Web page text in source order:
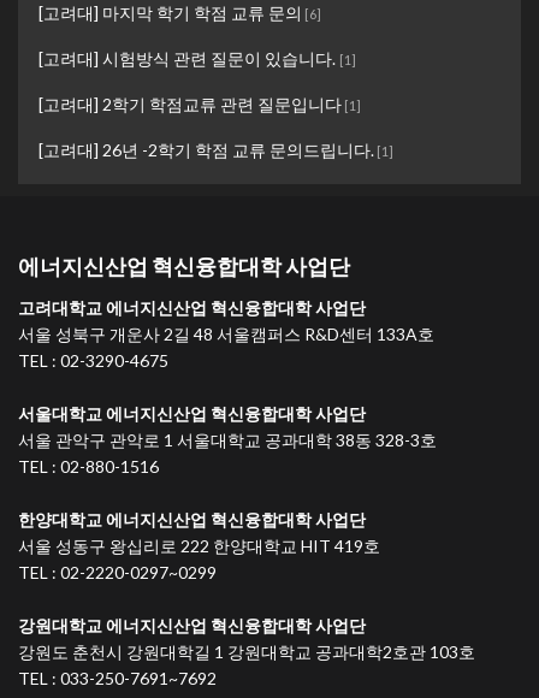
[고려대] 마지막 학기 학점 교류 문의 [6]
[고려대] 시험방식 관련 질문이 있습니다. [1]
[고려대] 2학기 학점교류 관련 질문입니다 [1]
[고려대] 26년 -2학기 학점 교류 문의드립니다. [1]
에너지신산업 혁신융합대학 사업단
고려대학교 에너지신산업 혁신융합대학 사업단
서울 성북구 개운사 2길 48 서울캠퍼스 R&D센터 133A호
TEL : 02-3290-4675
서울대학교 에너지신산업 혁신융합대학 사업단
서울 관악구 관악로 1 서울대학교 공과대학 38동 328-3호
TEL : 02-880-1516
한양대학교 에너지신산업 혁신융합대학 사업단
서울 성동구 왕십리로 222 한양대학교 HIT 419호
TEL : 02-2220-0297~0299
강원대학교 에너지신산업 혁신융합대학 사업단
강원도 춘천시 강원대학길 1 강원대학교 공과대학2호관 103호
TEL : 033-250-7691~7692